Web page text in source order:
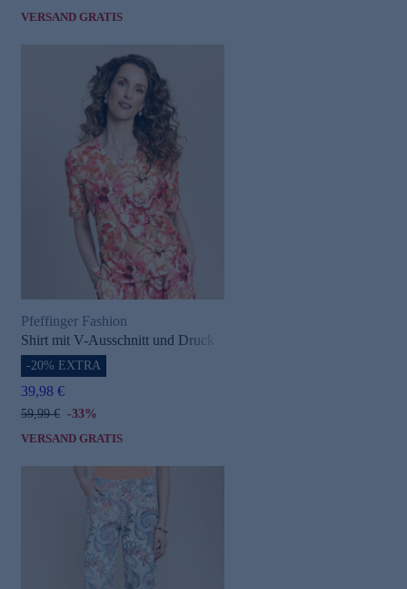
VERSAND GRATIS
Pfeffinger Fashion
Shirt mit V-Ausschnitt und Druck
-20% EXTRA
39,98 €
59,99 € -33%
VERSAND GRATIS